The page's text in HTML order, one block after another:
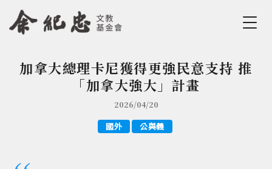
Jump to Navigation
Jump to Main content
您在這裡
加拿大總理卡尼獲得更強民意支持 推
「加拿大強大」計畫
2026/04/20
國外 公與義